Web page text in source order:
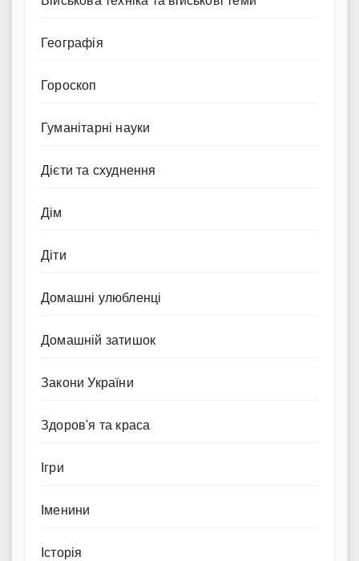
Географія
Гороскоп
Гуманітарні науки
Дієти та схуднення
Дім
Діти
Домашні улюбленці
Домашній затишок
Закони України
Здоров'я та краса
Ігри
Іменини
Історія